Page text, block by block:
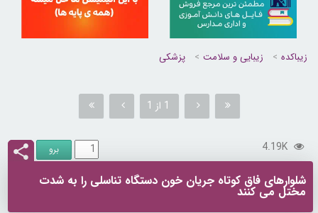
زیباکده زیبایی و سلامت پزشکی
1 از 1
4.19K
شلوارهای فاق کوتاه جریان خون دستگاه تناسلی را به شدت
مختل می کنند